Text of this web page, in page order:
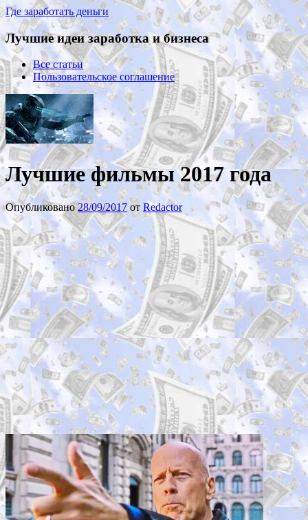
Где заработать деньги
Лучшие идеи заработка и бизнеса
Все статьи
Пользовательское соглашение
Лучшие фильмы 2017 года
Опубликовано 28/09/2017 отRedactor